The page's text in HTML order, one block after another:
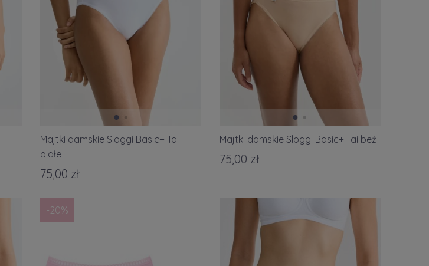
Majtki damskie Sloggi Basic+ Tai
białe
75,00 zł
Majtki damskie Sloggi Basic+ Tai beż
75,00 zł
-20%